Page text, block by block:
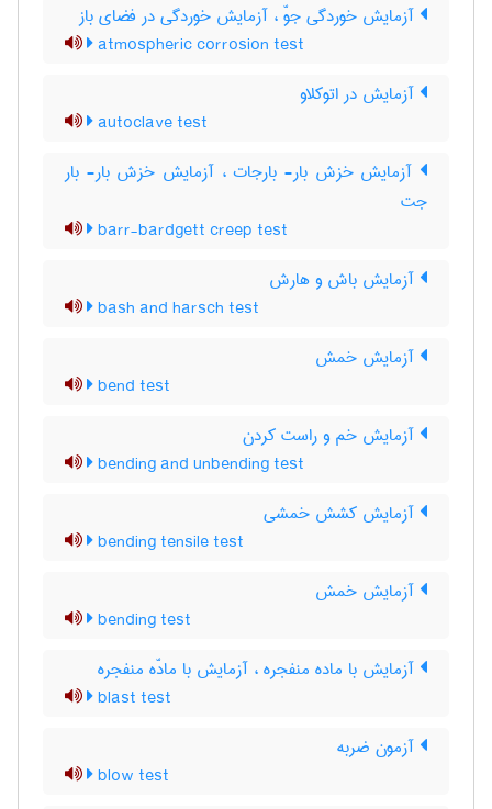
آزمایش خوردگی جوّ ، آزمایش خوردگی در فضای باز
atmospheric corrosion test
آزمایش در اتوکلاو
autoclave test
آزمایش خزش بار- بارجات ، آزمایش خزش بار- بار
جت
barr-bardgett creep test
آزمایش باش و هارش
bash and harsch test
آزمایش خمش
bend test
آزمایش خم و راست کردن
bending and unbending test
آزمایش کشش خمشی
bending tensile test
آزمایش خمش
bending test
آزمایش با ماده منفجره ، آزمایش با مادّه منفجره
blast test
آزمون ضربه
blow test